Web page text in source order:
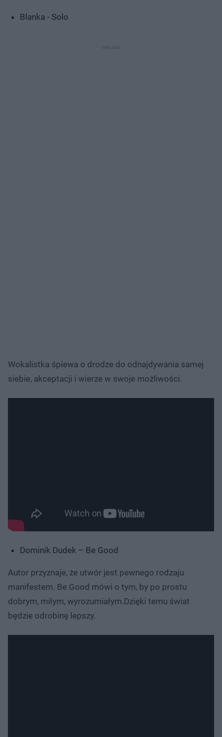
Blanka - Solo
Wokalistka śpiewa o drodze do odnajdywania samej
siebie, akceptacji i wierze w swoje możliwości.
Dominik Dudek – Be Good
Autor przyznaje, że utwór jest pewnego rodzaju
manifestem. Be Good mówi o tym, by po prostu
dobrym, miłym, wyrozumiałym.Dzięki temu świat
będzie odrobinę lepszy.